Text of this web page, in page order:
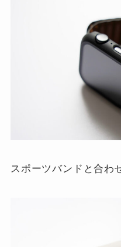
スポーツバンドと合わ